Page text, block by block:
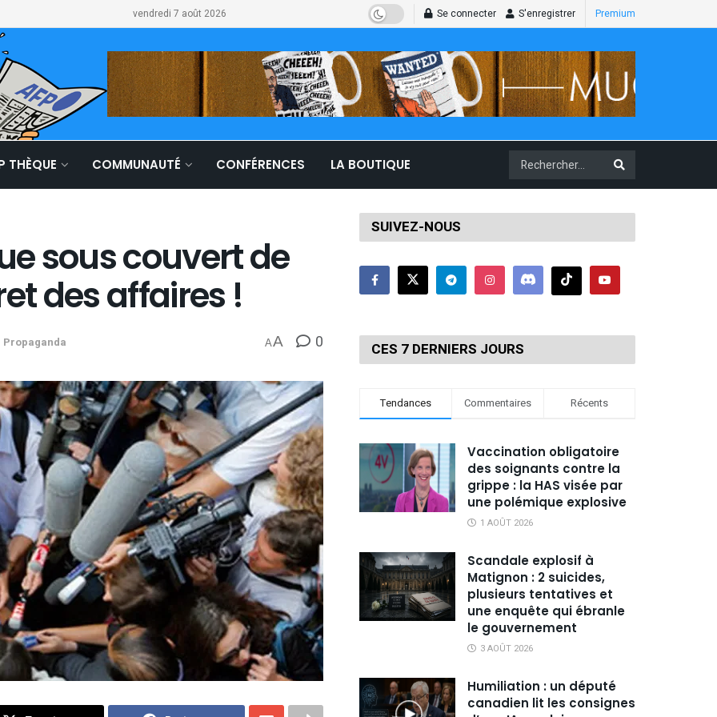
vendredi 7 août 2026 Se connecter S'enregistrer Premium
THÈQUE COMMUNAUTÉ CONFÉRENCES LA BOUTIQUE
sous couvert de
des affaires !
Propaganda AA 0
SUIVEZ-NOUS
CES 7 DERNIERS JOURS
Tendances Commentaires Récents
Vaccination obligatoire
des soignants contre la
grippe : la HAS visée par
une polémique explosive
1 AOÛT 2026
Scandale explosif à
Matignon : 2 suicides,
plusieurs tentatives et
une enquête qui ébranle
le gouvernement
3 AOÛT 2026
Humiliation : un député
canadien lit les consignes